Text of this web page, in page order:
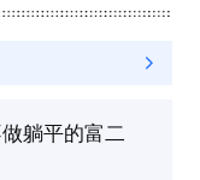
躺平的富二